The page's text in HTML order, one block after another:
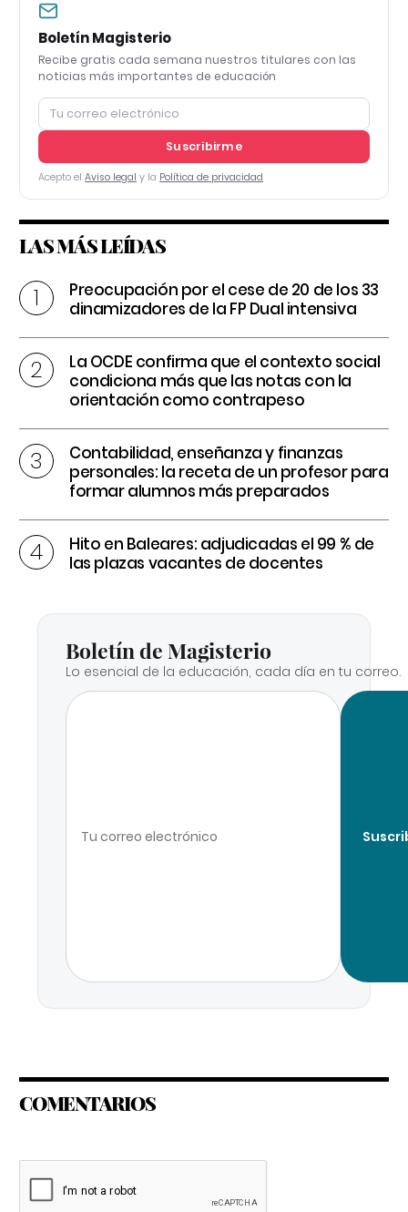
Boletín Magisterio
Recibe gratis cada semana nuestros titulares con las
noticias más importantes de educación
Suscribirme
Acepto el Aviso legal y la Política de privacidad
LAS MÁS LEÍDAS
Preocupación por el cese de 20 de los 33
dinamizadores de la FP Dual intensiva
La OCDE confirma que el contexto social
condiciona más que las notas con la
orientación como contrapeso
Contabilidad, enseñanza y finanzas
personales: la receta de un profesor para
formar alumnos más preparados
Hito en Baleares: adjudicadas el 99 % de
las plazas vacantes de docentes
Boletín de Magisterio
Lo esencial de la educación, cada día en tu correo.
COMENTARIOS